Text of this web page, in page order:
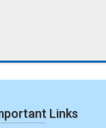
Links